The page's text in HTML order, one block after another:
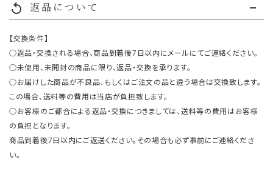
replay 返品について
【交換条件】
○返品・交換される場合、商品到着後7日以内にメールにてご連絡ください。
○未使用、未開封の商品に限り、返品・交換を承ります。
○お届けした商品が不良品、もしくはご注文の品と違う場合は交換致します。
この場合、送料等の費用は当店が負担致します。
○お客様のご都合による返品・交換につきましては、送料等の費用はお客様
の負担となります。
商品到着後7日以内にご返送ください。その場合も必ず事前にご連絡くださ
い。